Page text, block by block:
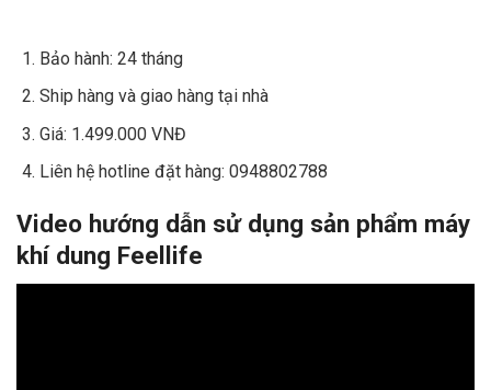
Bảo hành: 24 tháng
Ship hàng và giao hàng tại nhà
Giá: 1.499.000 VNĐ
Liên hệ hotline đặt hàng: 0948802788
Video hướng dẫn sử dụng sản phẩm máy
khí dung Feellife